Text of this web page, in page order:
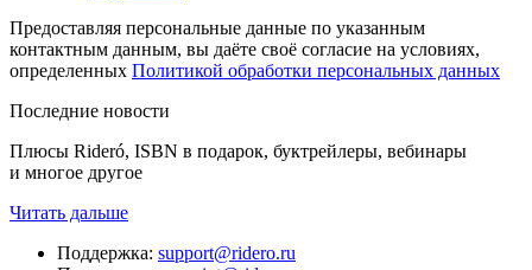
Предоставляя персональные данные по указанным
контактным данным, вы даёте своё согласие на условиях,
определенных Политикой обработки персональных данных
Последние новости
Плюсы Rideró, ISBN в подарок, буктрейлеры, вебинары
и многое другое
Читать дальше
Поддержка: support@ridero.ru